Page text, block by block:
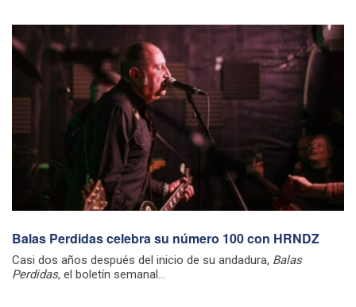
Balas Perdidas celebra su número 100 con HRNDZ
Casi dos años después del inicio de su andadura, Balas
Perdidas, el boletín semanal...